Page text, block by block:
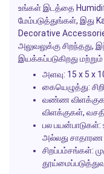
உங்கள் இடத்தை
மேம்படுத்துங்கள், இது
Decorative
அலுவலுக்கு சிறந்தது,
இயக்கப்படுகிறது
அளவு: 15 x 5 x
கையெழுத்து:
வண்ண
விளக்குகள்,
பல பயன்பாடுகள்:
அல்லது சாதாரண
சிறப்பம்சங்கள்: